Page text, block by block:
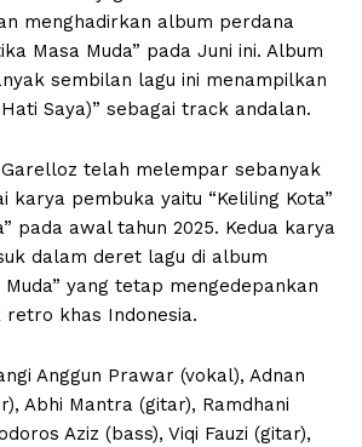
menghadirkan album perdana
Masa Muda” pada Juni ini. Album
sembilan lagu ini menampilkan
Saya)” sebagai track andalan.
telah melempar sebanyak
karya pembuka yaitu “Keliling Kota”
pada awal tahun 2025. Kedua karya
dalam deret lagu di album
Muda” yang tetap mengedepankan
retro khas Indonesia.
Anggun Prawar (vokal), Adnan
Abhi Mantra (gitar), Ramdhani
Aziz (bass), Viqi Fauzi (gitar),